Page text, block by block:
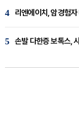
4 리엔에이치, 암경험자
5